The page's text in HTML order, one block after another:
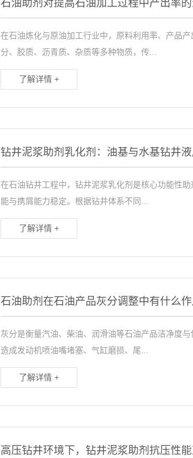
石油助剂对提高石油加工过程中产出率
在石油炼化与原油加工行业中，原料利用率、产品
分、胶质、沥青质、杂质等多种物质，传...
了解详情 +
钻井泥浆助剂乳化剂：油基与水基钻井
在石油钻井工程中，钻井泥浆乳化剂是核心功能性
能与携屑能力稳定。根据钻井体系不同...
了解详情 +
石油助剂在石油产品灰分调整中有什么
灰分是衡量汽油、柴油、润滑油等石油产品洁净度
造成发动机喷油嘴堵塞、气缸磨损、尾...
了解详情 +
高压钻井环境下，钻井泥浆助剂抗压性